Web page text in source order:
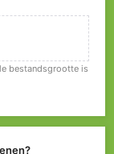
bestandsgrootte is